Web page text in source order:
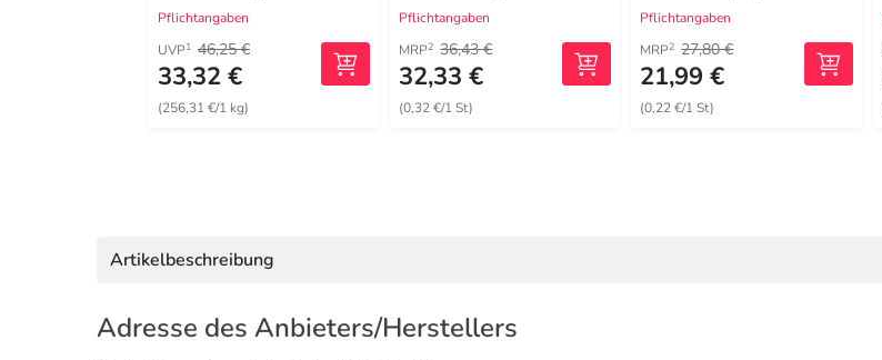
Pflichtangaben
UVP1 46,25 €
33,32 €
(256,31 €/1 kg)
Pflichtangaben
MRP2 36,43 €
32,33 €
(0,32 €/1 St)
Pflichtangaben
MRP2 27,80 €
21,99 €
(0,22 €/1 St)
Artikelbeschreibung
Adresse des Anbieters/Herstellers